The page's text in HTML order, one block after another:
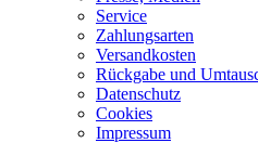
Service
Zahlungsarten
Versandkosten
Rückgabe und
Datenschutz
Cookies
Impressum